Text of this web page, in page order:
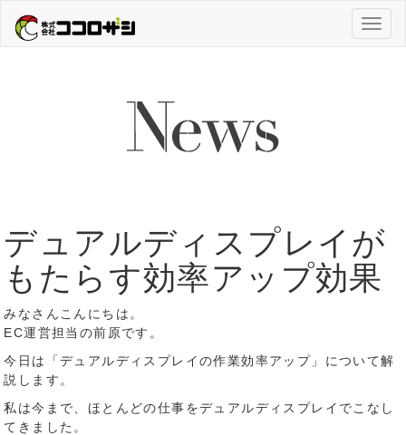
デュアルディスプレイが
もたらす効率アップ効果
みなさんこんにちは。
EC運営担当の前原です。
今日は「デュアルディスプレイの作業効率アップ」について解
説します。
私は今まで、ほとんどの仕事をデュアルディスプレイでこなし
てきました。